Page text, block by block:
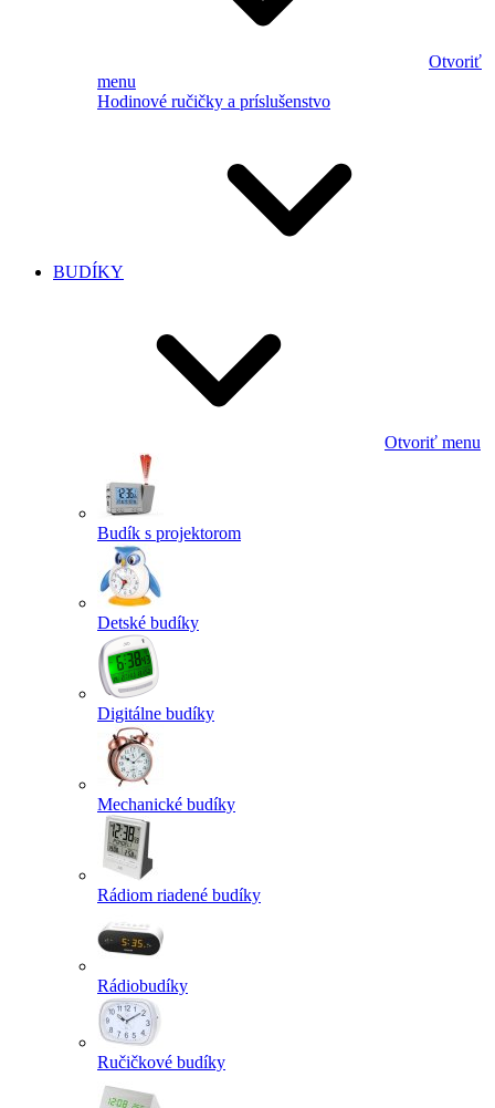
Otvoriť
menu
Hodinové ručičky a príslušenstvo
BUDÍKY
Otvoriť menu
Budík s projektorom
Detské budíky
Digitálne budíky
Mechanické budíky
Rádiom riadené budíky
Rádiobudíky
Ručičkové budíky